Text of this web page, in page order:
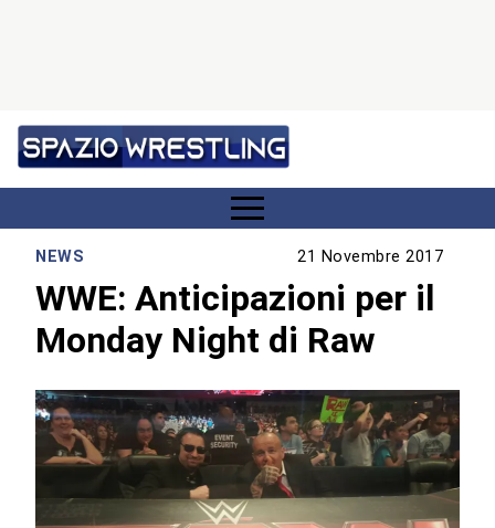
NEWS 21 Novembre 2017
WWE: Anticipazioni per il
Monday Night di Raw